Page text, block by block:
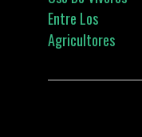
s
t
Entre Los
Agricultores